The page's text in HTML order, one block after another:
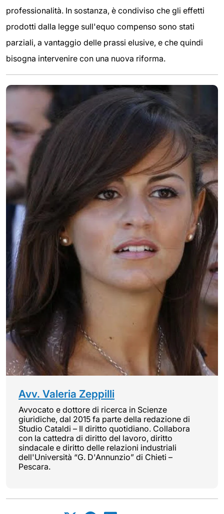
professionalità. In sostanza, è condiviso che gli effetti
prodotti dalla legge sull'equo compenso sono stati
parziali, a vantaggio delle prassi elusive, e che quindi
bisogna intervenire con una nuova riforma.
Avv. Valeria Zeppilli
Avvocato e dottore di ricerca in Scienze
giuridiche, dal 2015 fa parte della redazione di
Studio Cataldi – Il diritto quotidiano. Collabora
con la cattedra di diritto del lavoro, diritto
sindacale e diritto delle relazioni industriali
dell'Università “G. D'Annunzio” di Chieti –
Pescara.